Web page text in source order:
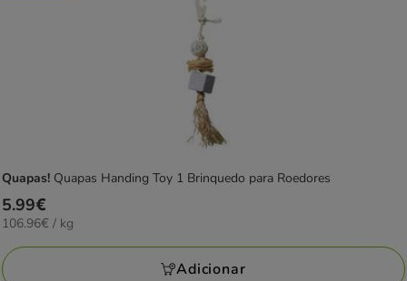
Quapas! Quapas Handing Toy 1 Brinquedo para Roedores
Preço
5.99€
5.99€
106.96€
KG
106.96€ / kg
Adicionar